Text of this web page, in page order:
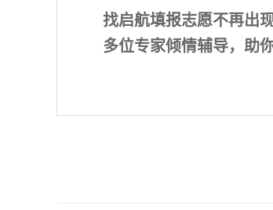
找启航填报志愿不再出
多位专家倾情辅导，助